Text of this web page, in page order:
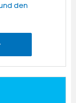
den